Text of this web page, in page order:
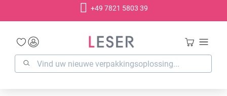
+49 7821 5803 39